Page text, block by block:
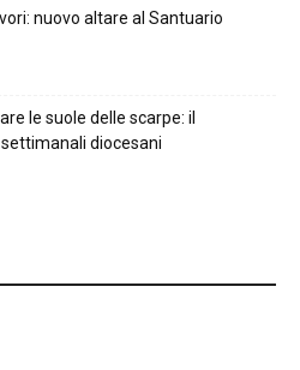
nuovo altare al Santuario
le suole delle scarpe: il
diocesani